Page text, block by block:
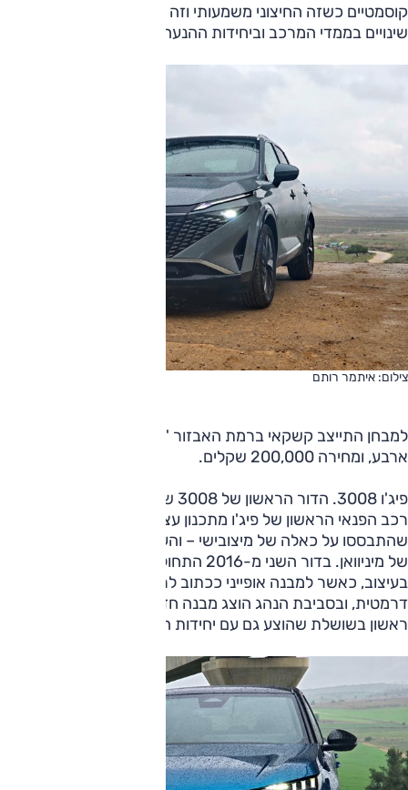
קוסמטיים כשזה החיצוני משמעותי וזה הפנימי מעט פחות. אין
שינויים בממדי המרכב וביחידות ההנעה.
צילום: איתמר רותם
למבחן התייצב קשקאי ברמת האבזור 'טקנה', השלישית מתוך
ארבע, ומחירה 200,000 שקלים.
רכב הפנאי הראשון של פיג'ו מתכנון עצמי – קדמו לו שני דגמים
שהתבססו על כאלה של מיצובישי – והעיצוב אז דמה מאוד לזה
של מיניוואן. בדור השני מ-2016 התחולל מהפך של ממש
בעיצוב, כאשר למבנה אופייני ככתוב לרכב פנאי הצטרפה הופעה
ראשון בשושלת שהוצע גם עם יחידות הנעה היברידיות-נטענות.